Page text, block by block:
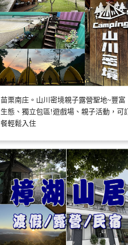
苗栗南庄。山川密境親子露營聖地~豐富
生態、獨立包區!遊戲場、親子活動，可訂
餐輕鬆入住